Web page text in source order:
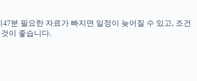
분 필요한 자료가 빠지면 일정이 늦어질 수 있고, 조건
이 좋습니다.